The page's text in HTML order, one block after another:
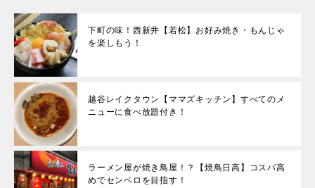
下町の味！西新井【若松】お好み焼き・もんじゃ
を楽しもう！
越谷レイクタウン【ママズキッチン】すべてのメ
ニューに食べ放題付き！
ラーメン屋が焼き鳥屋！？【焼鳥日高】コスパ高
めでセンベロを目指す！